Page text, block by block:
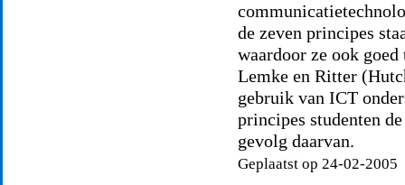
de zeven principes
waardoor ze ook
Lemke en Ritter
gebruik van ICT
principes studenten
gevolg daarvan.
Geplaatst op 24-02-2005